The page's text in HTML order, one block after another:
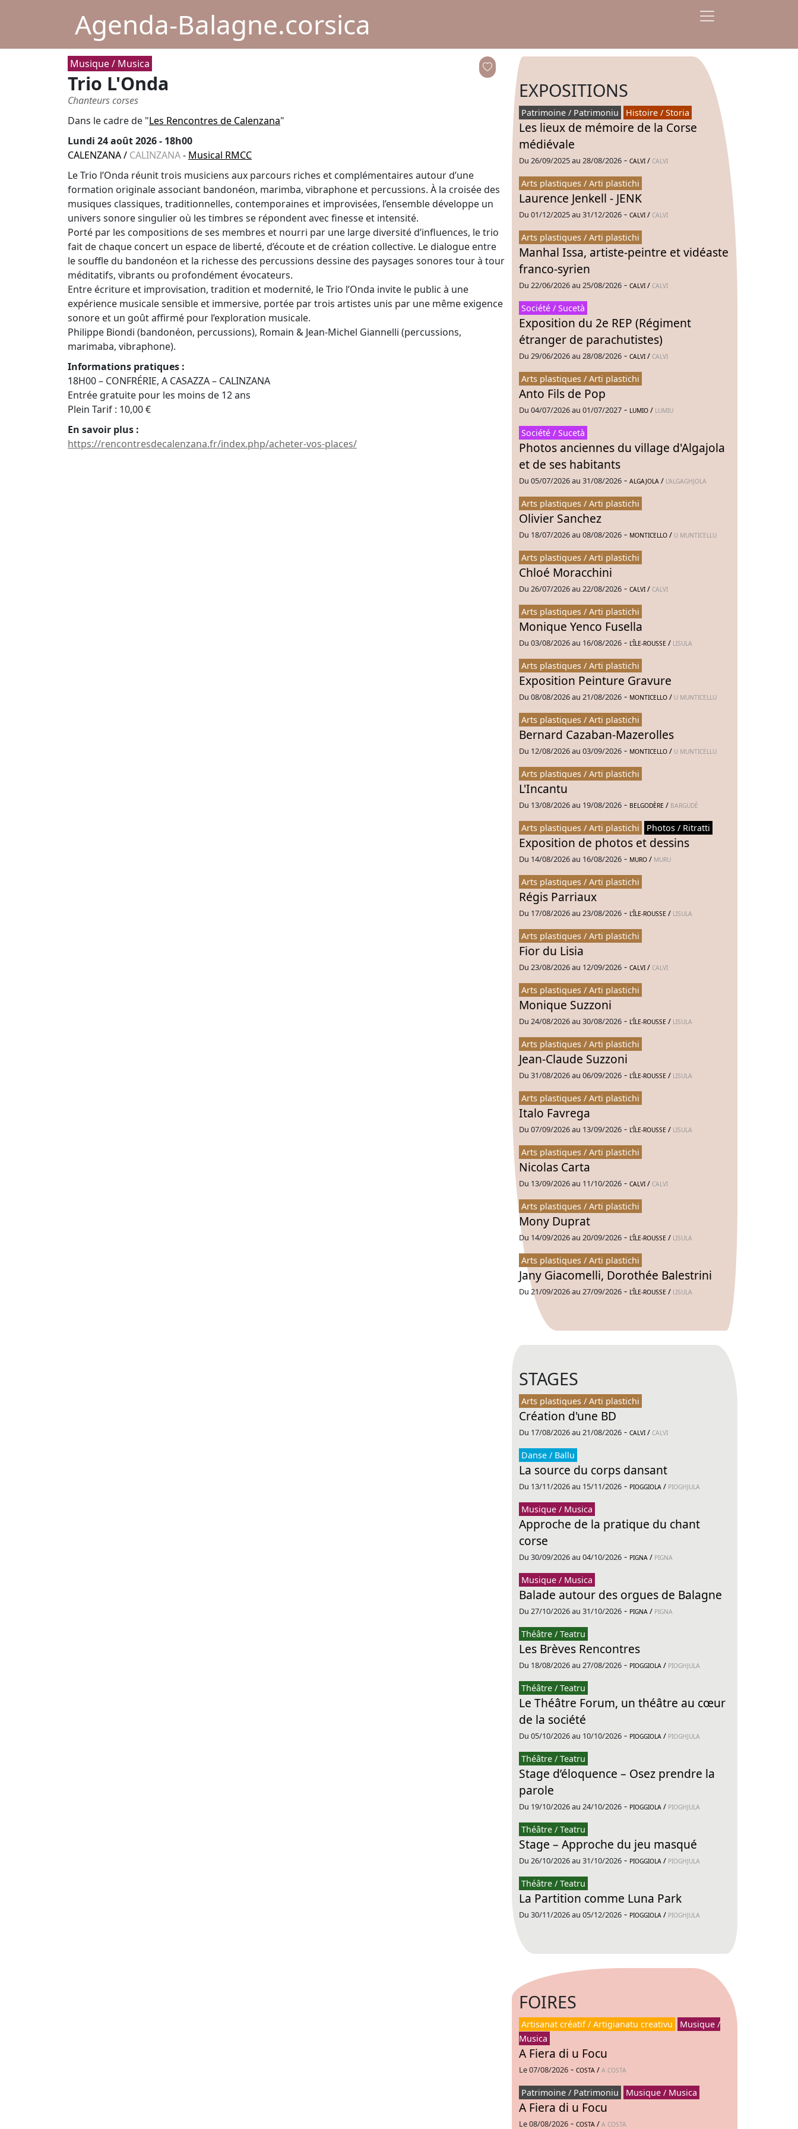
Agenda-Balagne.corsica
Musique / Musica
Trio L'Onda
Chanteurs corses
Dans le cadre de "Les Rencontres de Calenzana"
Lundi 24 août 2026 - 18h00
CALENZANA/ CALINZANA- Musical RMCC
Le Trio l’Onda réunit trois musiciens aux parcours riches et complémentaires autour d’une
formation originale associant bandonéon, marimba, vibraphone et percussions. À la croisée des
musiques classiques, traditionnelles, contemporaines et improvisées, l’ensemble développe un
univers sonore singulier où les timbres se répondent avec finesse et intensité.
Porté par les compositions de ses membres et nourri par une large diversité d’influences, le trio
fait de chaque concert un espace de liberté, d’écoute et de création collective. Le dialogue entre
le souffle du bandonéon et la richesse des percussions dessine des paysages sonores tour à tour
méditatifs, vibrants ou profondément évocateurs.
Entre écriture et improvisation, tradition et modernité, le Trio l’Onda invite le public à une
expérience musicale sensible et immersive, portée par trois artistes unis par une même exigence
sonore et un goût affirmé pour l’exploration musicale.
Philippe Biondi (bandonéon, percussions), Romain & Jean-Michel Giannelli (percussions,
marimaba, vibraphone).
Informations pratiques :
18H00 – CONFRÉRIE, A CASAZZA – CALINZANA
Entrée gratuite pour les moins de 12 ans
Plein Tarif : 10,00 €
En savoir plus :
https://rencontresdecalenzana.fr/index.php/acheter-vos-places/
EXPOSITIONS
Patrimoine / Patrimoniu Histoire / Storia
Les lieux de mémoire de la Corse
médiévale
Du 26/09/2025 au 28/08/2026 - CALVI / CALVI
Arts plastiques / Arti plastichi
Laurence Jenkell - JENK
Du 01/12/2025 au 31/12/2026 - CALVI / CALVI
Arts plastiques / Arti plastichi
Manhal Issa, artiste-peintre et vidéaste
franco-syrien
Du 22/06/2026 au 25/08/2026 - CALVI / CALVI
Société / Sucetà
Exposition du 2e REP (Régiment
étranger de parachutistes)
Du 29/06/2026 au 28/08/2026 - CALVI / CALVI
Arts plastiques / Arti plastichi
Anto Fils de Pop
Du 04/07/2026 au 01/07/2027 - LUMIO / LUMIU
Société / Sucetà
Photos anciennes du village d'Algajola
et de ses habitants
Du 05/07/2026 au 31/08/2026 - ALGAJOLA / L'ALGAGHJOLA
Arts plastiques / Arti plastichi
Olivier Sanchez
Du 18/07/2026 au 08/08/2026 - MONTICELLO / U MUNTICELLU
Arts plastiques / Arti plastichi
Chloé Moracchini
Du 26/07/2026 au 22/08/2026 - CALVI / CALVI
Arts plastiques / Arti plastichi
Monique Yenco Fusella
Du 03/08/2026 au 16/08/2026 - L’ÎLE-ROUSSE / LISULA
Arts plastiques / Arti plastichi
Exposition Peinture Gravure
Du 08/08/2026 au 21/08/2026 - MONTICELLO / U MUNTICELLU
Arts plastiques / Arti plastichi
Bernard Cazaban-Mazerolles
Du 12/08/2026 au 03/09/2026 - MONTICELLO / U MUNTICELLU
Arts plastiques / Arti plastichi
L'Incantu
Du 13/08/2026 au 19/08/2026 - BELGODÈRE / BARGUDÈ
Arts plastiques / Arti plastichi Photos / Ritratti
Exposition de photos et dessins
Du 14/08/2026 au 16/08/2026 - MURO / MURU
Arts plastiques / Arti plastichi
Régis Parriaux
Du 17/08/2026 au 23/08/2026 - L’ÎLE-ROUSSE / LISULA
Arts plastiques / Arti plastichi
Fior du Lisia
Du 23/08/2026 au 12/09/2026 - CALVI / CALVI
Arts plastiques / Arti plastichi
Monique Suzzoni
Du 24/08/2026 au 30/08/2026 - L’ÎLE-ROUSSE / LISULA
Arts plastiques / Arti plastichi
Jean-Claude Suzzoni
Du 31/08/2026 au 06/09/2026 - L’ÎLE-ROUSSE / LISULA
Arts plastiques / Arti plastichi
Italo Favrega
Du 07/09/2026 au 13/09/2026 - L’ÎLE-ROUSSE / LISULA
Arts plastiques / Arti plastichi
Nicolas Carta
Du 13/09/2026 au 11/10/2026 - CALVI / CALVI
Arts plastiques / Arti plastichi
Mony Duprat
Du 14/09/2026 au 20/09/2026 - L’ÎLE-ROUSSE / LISULA
Arts plastiques / Arti plastichi
Jany Giacomelli, Dorothée Balestrini
Du 21/09/2026 au 27/09/2026 - L’ÎLE-ROUSSE / LISULA
STAGES
Arts plastiques / Arti plastichi
Création d'une BD
Du 17/08/2026 au 21/08/2026 - CALVI / CALVI
Danse / Ballu
La source du corps dansant
Du 13/11/2026 au 15/11/2026 - PIOGGIOLA / PIOGHJULA
Musique / Musica
Approche de la pratique du chant
corse
Du 30/09/2026 au 04/10/2026 - PIGNA / PIGNA
Musique / Musica
Balade autour des orgues de Balagne
Du 27/10/2026 au 31/10/2026 - PIGNA / PIGNA
Théâtre / Teatru
Les Brèves Rencontres
Du 18/08/2026 au 27/08/2026 - PIOGGIOLA / PIOGHJULA
Théâtre / Teatru
Le Théâtre Forum, un théâtre au cœur
de la société
Du 05/10/2026 au 10/10/2026 - PIOGGIOLA / PIOGHJULA
Théâtre / Teatru
Stage d’éloquence – Osez prendre la
parole
Du 19/10/2026 au 24/10/2026 - PIOGGIOLA / PIOGHJULA
Théâtre / Teatru
Stage – Approche du jeu masqué
Du 26/10/2026 au 31/10/2026 - PIOGGIOLA / PIOGHJULA
Théâtre / Teatru
La Partition comme Luna Park
Du 30/11/2026 au 05/12/2026 - PIOGGIOLA / PIOGHJULA
FOIRES
Artisanat créatif / Artigianatu creativu
Musique /
Musica
A Fiera di u Focu
Le 07/08/2026 - COSTA / A COSTA
Patrimoine / Patrimoniu Musique / Musica
A Fiera di u Focu
Le 08/08/2026 - COSTA / A COSTA